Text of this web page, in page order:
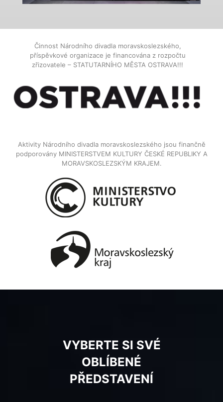
Činnost Národního divadla moravskoslezského,
příspěvkové organizace je financována z rozpočtu
zřizovatele – STATUTARNÍHO MĚSTA OSTRAVA!!!
Aktivity Národního divadla moravskoslezského jsou finančně
podporovány MINISTERSTVEM KULTURY ČESKÉ REPUBLIKY A
MORAVSKOSLEZSKÝM KRAJEM.
VYBERTE SI SVÉ
OBLÍBENÉ
PŘEDSTAVENÍ